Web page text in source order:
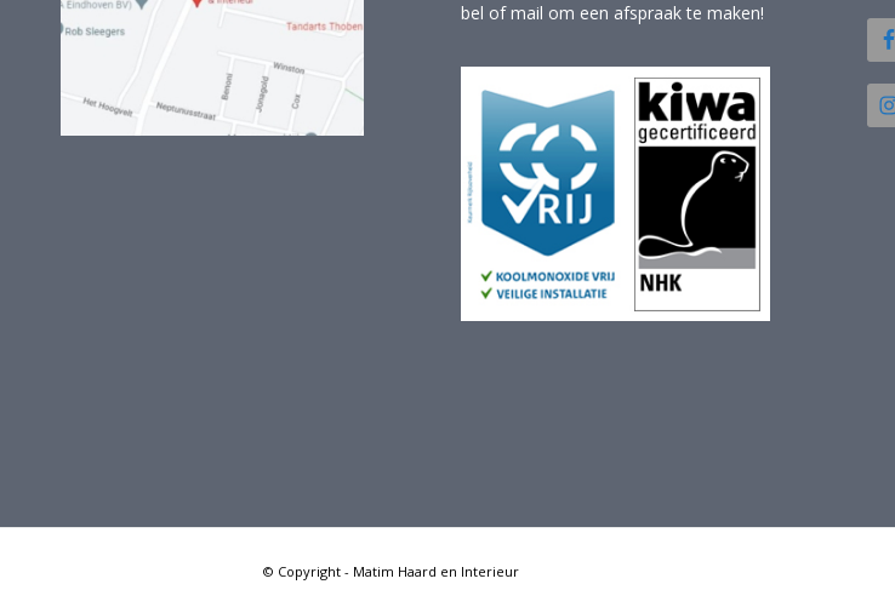
bel of mail om een afspraak te maken!
© Copyright - Matim Haard en Interieur